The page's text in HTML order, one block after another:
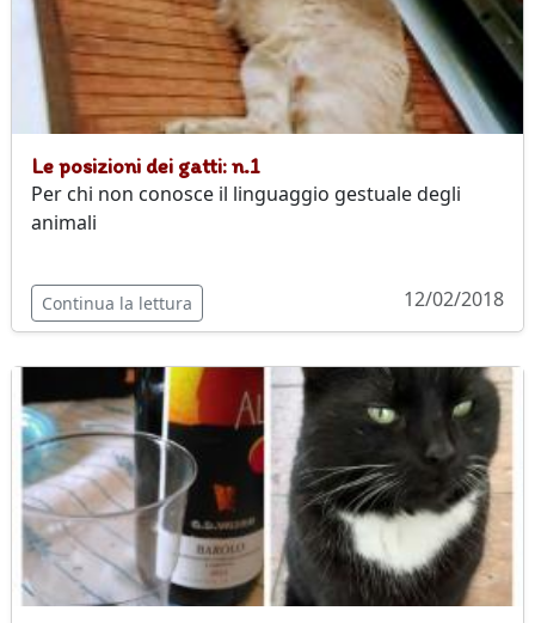
Le posizioni dei gatti: n.1
Per chi non conosce il linguaggio gestuale degli
animali
Continua la lettura 12/02/2018